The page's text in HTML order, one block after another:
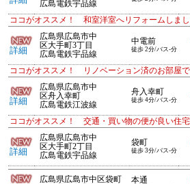
広島電鉄宇品線
ココがオススメ！ 和室洋室へリフォームしま
詳細
広島県広島市中
区大手町3丁目
広島電鉄宇品線
中電前
徒歩 2分/バス-分
ココがオススメ！ リノベーション済のお部屋
詳細
広島県広島市中
区舟入幸町
広島電鉄江波線
舟入幸町
徒歩 4分/バス-分
ココがオススメ！ 交通・買い物の便が良い住
詳細
広島県広島市中
区大手町2丁目
広島電鉄宇品線
袋町
徒歩 3分/バス-分
広島県広島市中区袋町
本通